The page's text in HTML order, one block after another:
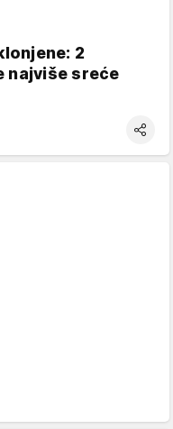
2
najviše sreće